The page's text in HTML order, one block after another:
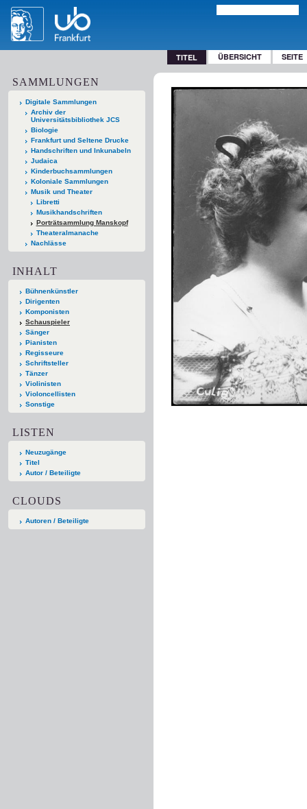
TITEL ÜBERSICHT SEITE
SAMMLUNGEN
Digitale Sammlungen
Archiv der
Universitätsbibliothek JCS
Biologie
Frankfurt und Seltene Drucke
Handschriften und Inkunabeln
Judaica
Kinderbuchsammlungen
Koloniale Sammlungen
Musik und Theater
Libretti
Musikhandschriften
Porträtsammlung Manskopf
Theateralmanache
Nachlässe
INHALT
Bühnenkünstler
Dirigenten
Komponisten
Schauspieler
Sänger
Pianisten
Regisseure
Schriftsteller
Tänzer
Violinisten
Violoncellisten
Sonstige
LISTEN
Neuzugänge
Titel
Autor / Beteiligte
CLOUDS
Autoren / Beteiligte